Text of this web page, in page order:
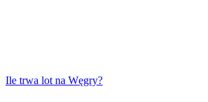
Ile trwa lot na Węgry?